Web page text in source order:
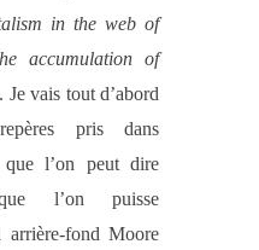
in the web of
accumulation of
vais tout d’abord
pris dans
que l’on peut dire
l’on puisse
arrière-fond Moore